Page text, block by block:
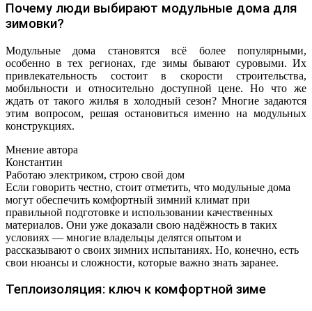
Почему люди выбирают модульные дома для
зимовки?
Модульные дома становятся всё более популярными,
особенно в тех регионах, где зимы бывают суровыми. Их
привлекательность состоит в скорости строительства,
мобильности и относительно доступной цене. Но что же
ждать от такого жилья в холодный сезон? Многие задаются
этим вопросом, решая остановиться именно на модульных
конструкциях.
Мнение автора
Константин
Работаю электриком, строю свой дом
Если говорить честно, стоит отметить, что модульные дома
могут обеспечить комфортный зимний климат при
правильной подготовке и использовании качественных
материалов. Они уже доказали свою надёжность в таких
условиях — многие владельцы делятся опытом и
рассказывают о своих зимних испытаниях. Но, конечно, есть
свои нюансы и сложности, которые важно знать заранее.
Теплоизоляция: ключ к комфортной зиме